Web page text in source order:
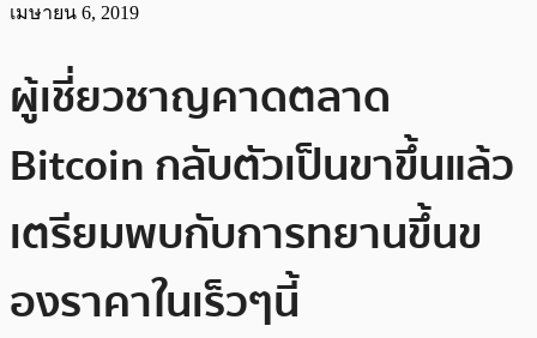
เมษายน 6, 2019
ผู้เชี่ยวชาญคาดตลาด
Bitcoin กลับตัวเป็นขาขึ้นแล้ว
เตรียมพบกับการทยานขึ้นข
องราคาในเร็วๆนี้